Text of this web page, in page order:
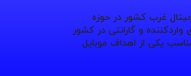
غرب کشور در حوزه
و گارانتی در کشور
یکی از اهداف موبایل